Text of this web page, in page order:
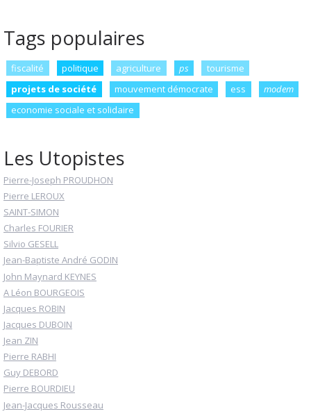
Tags populaires
fiscalité politique agriculture ps
tourisme
projets de société
mouvement démocrate ess
modem
economie sociale et solidaire
Les Utopistes
Pierre-Joseph PROUDHON
Pierre LEROUX
SAINT-SIMON
Charles FOURIER
Silvio GESELL
Jean-Baptiste André GODIN
John Maynard KEYNES
A Léon BOURGEOIS
Jacques ROBIN
Jacques DUBOIN
Jean ZIN
Pierre RABHI
Guy DEBORD
Pierre BOURDIEU
Jean-Jacques Rousseau